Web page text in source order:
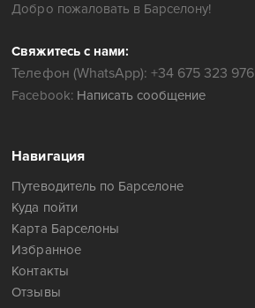
Добро пожаловать в Барселону!
Свяжитесь с нами:
Телефон (WhatsApp): +34 675 323 976
Facebook: Написать сообщение
Навигация
Путеводитель по Барселоне
Куда пойти
Карта Барселоны
Избранное
Контакты
Отзывы